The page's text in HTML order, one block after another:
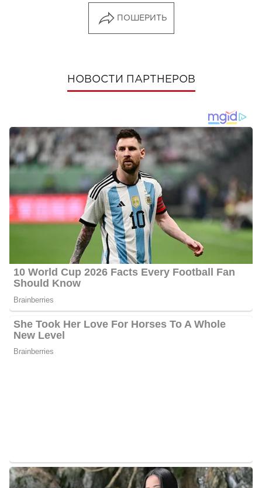
ПОШЕРИТЬ
НОВОСТИ ПАРТНЕРОВ